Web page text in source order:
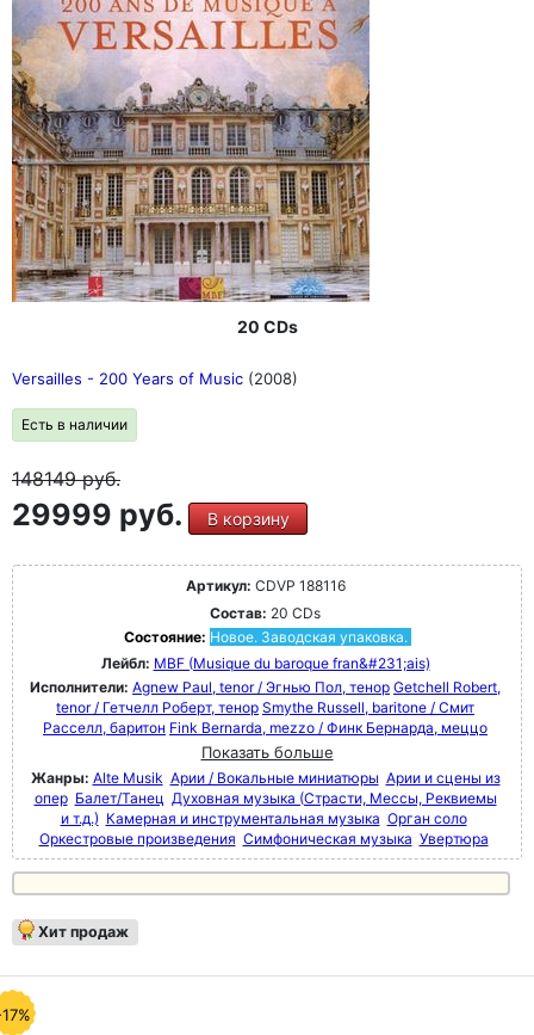
20 CDs
Versailles - 200 Years of Music (2008)
Есть в наличии
148149руб.
29999 руб. В корзину
Артикул: CDVP 188116
Состав: 20 CDs
Состояние: Новое. Заводская упаковка.
Лейбл: MBF (Musique du baroque fran&#231;ais)
Исполнители: Agnew Paul, tenor / Эгнью Пол, тенор Getchell Robert,
tenor / Гетчелл Роберт, тенор Smythe Russell, baritone / Смит
Расселл, баритон Fink Bernarda, mezzo / Финк Бернарда, меццо
Показать больше
Жанры: Alte Musik Арии / Вокальные миниатюры Арии и сцены из
опер Балет/Танец Духовная музыка (Страсти, Мессы, Реквиемы
и т.д.) Камерная и инструментальная музыка Орган соло
Оркестровые произведения Симфоническая музыка Увертюра
Хит продаж